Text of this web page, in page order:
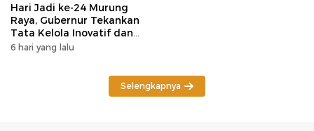
Hari Jadi ke-24 Murung
Raya, Gubernur Tekankan
Tata Kelola Inovatif dan
Kesiapsiagaan Karhutla
6 hari yang lalu
Selengkapnya